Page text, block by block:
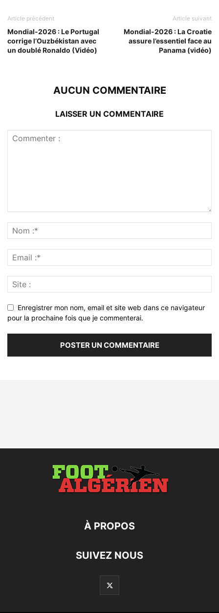
Article précédent
Mondial-2026 : Le Portugal
corrige l’Ouzbékistan avec
un doublé Ronaldo (Vidéo)
Article suivant
Mondial-2026 : La Croatie
assure l’essentiel face au
Panama (vidéo)
AUCUN COMMENTAIRE
LAISSER UN COMMENTAIRE
Enregistrer mon nom, email et site web dans ce navigateur
pour la prochaine fois que je commenterai.
À PROPOS
SUIVEZ NOUS